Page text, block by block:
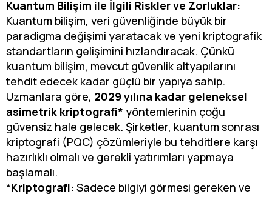
Kuantum Bilişim ile İlgili Riskler ve Zorluklar:
Kuantum bilişim, veri güvenliğinde büyük bir
paradigma değişimi yaratacak ve yeni kriptografik
standartların gelişimini hızlandıracak. Çünkü
kuantum bilişim, mevcut güvenlik altyapılarını
tehdit edecek kadar güçlü bir yapıya sahip.
Uzmanlara göre, 2029 yılına kadar geleneksel
asimetrik kriptografi* yöntemlerinin çoğu
güvensiz hale gelecek. Şirketler, kuantum sonrası
kriptografi (PQC) çözümleriyle bu tehditlere karşı
hazırlıklı olmalı ve gerekli yatırımları yapmaya
başlamalı.
*Kriptografi: Sadece bilgiyi görmesi gereken ve